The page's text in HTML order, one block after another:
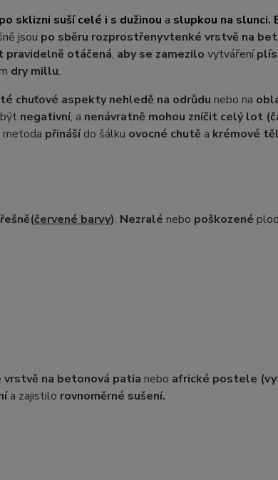
po sklizni suší celé i s dužinou a slupkou na slunci.
jsou po sběru rozprostřenyvtenké vrstvě na
pravidelně otáčená, aby se zamezilo vytváření
dry millu.
chuťové aspekty nehledě na odrůdu nebo na
negativní, a nenávratně mohou zníčit celý lot
metoda přinášído šálku ovocné chutě a krémové
(červené barvy). Nezralé nebo poškozené
vrstvě na betonová patia nebo africké postele
a zajistilo rovnoměrné sušení.